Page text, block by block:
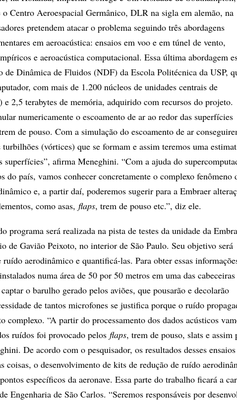
Centro Aeroespacial Germânico, DLR na sigla em alemão, na
pretendem atacar o problema seguindo três abordagens
em aeroacústica: ensaios em voo e em túnel de vento,
e aeroacústica computacional. Essa última abordagem
de Dinâmica de Fluidos (NDF) da Escola Politécnica da USP,
com mais de 1.200 núcleos de unidades centrais de
e 2,5 terabytes de memória, adquirido com recursos do projeto.
numericamente o escoamento de ar ao redor das superfícies
de pouso. Com a simulação do escoamento de ar
turbilhões (vórtices) que se formam e assim teremos uma
superfícies”, afirma Meneghini. “Com a ajuda do
do país, vamos conhecer concretamente o complexo fenômeno
e, a partir daí, poderemos sugerir para a Embraer
como asas, flaps, trem de pouso etc.”, diz ele.
programa será realizada na pista de testes da unidade da
de Gavião Peixoto, no interior de São Paulo. Seu objetivo será
aerodinâmico e quantificá-las. Para obter essas
numa área de 50 por 50 metros em uma das
o barulho gerado pelos aviões, que pousarão e decolarão
de tantos microfones se justifica porque o ruído
complexo. “A partir do processamento dos dados acústicos
ruídos foi provocado pelos flaps, trem de pouso, slats e assim
De acordo com o pesquisador, os resultados desses ensaios
coisas, o desenvolvimento de kits de redução de ruído
específicos da aeronave. Essa parte do trabalho ficará a
Engenharia de São Carlos. “Seremos responsáveis por